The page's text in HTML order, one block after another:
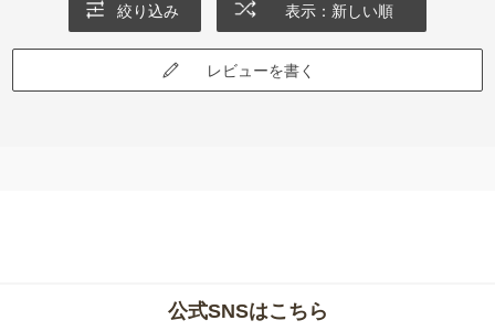
絞り込み 表示：新しい順
レビューを書く
公式SNSはこちら